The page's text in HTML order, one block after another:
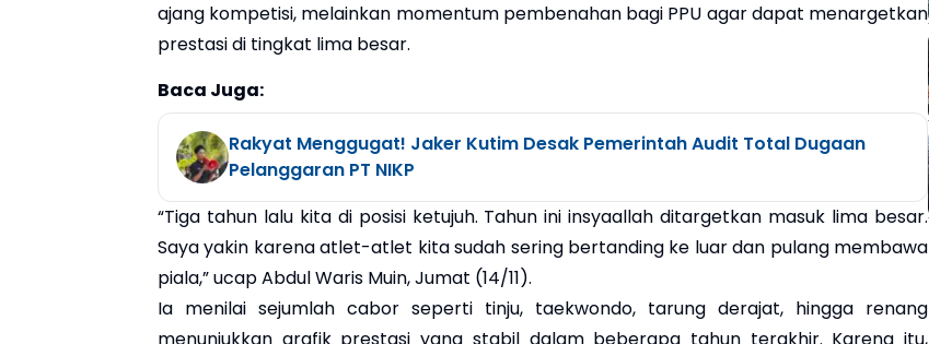
ajang kompetisi, melainkan momentum pembenahan bagi PPU agar dapat menargetkan
prestasi di tingkat lima besar.
Baca Juga:
Rakyat Menggugat! Jaker Kutim Desak Pemerintah Audit Total Dugaan
Pelanggaran PT NIKP
“Tiga tahun lalu kita di posisi ketujuh. Tahun ini insyaallah ditargetkan masuk lima besar.
Saya yakin karena atlet-atlet kita sudah sering bertanding ke luar dan pulang membawa
piala,” ucap Abdul Waris Muin, Jumat (14/11).
Ia menilai sejumlah cabor seperti tinju, taekwondo, tarung derajat, hingga renang